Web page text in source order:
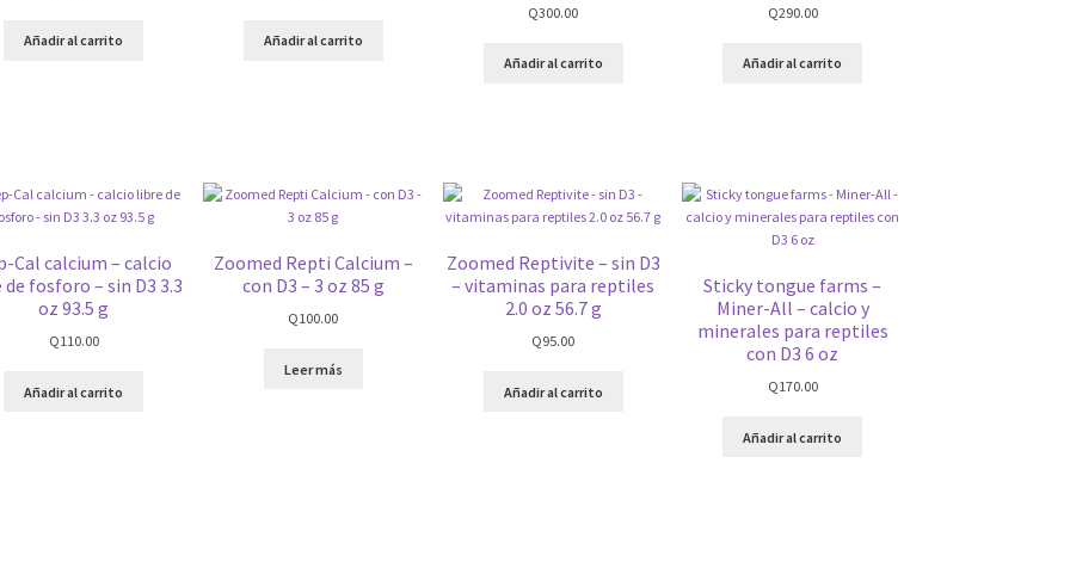
Añadir al carrito Añadir al carrito
Q300.00
Añadir al carrito
Q290.00
Añadir al carrito
Cal calcium – calcio
fosforo – sin D3 3.3
oz 93.5 g
Q110.00
Añadir al carrito
Zoomed Repti Calcium –
con D3 – 3 oz 85 g
Q100.00
Leer más
Zoomed Reptivite – sin D3
– vitaminas para reptiles
2.0 oz 56.7 g
Q95.00
Añadir al carrito
Sticky tongue farms –
Miner-All – calcio y
minerales para reptiles
con D3 6 oz
Q170.00
Añadir al carrito